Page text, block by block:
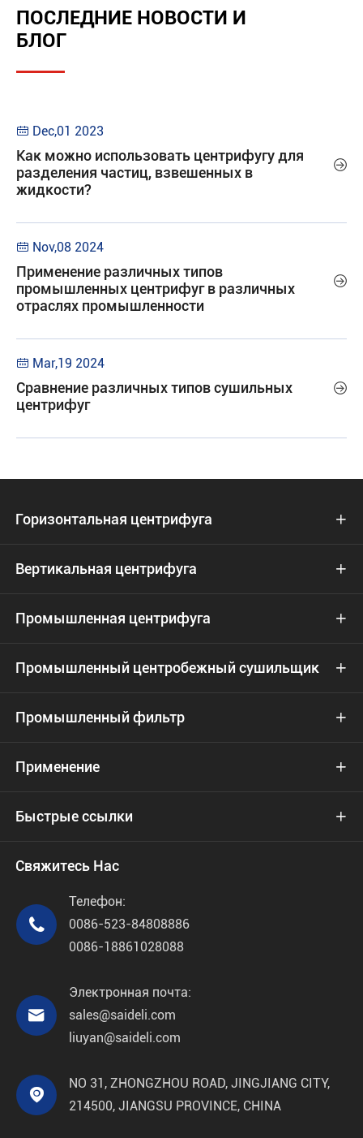
ПОСЛЕДНИЕ НОВОСТИ И
БЛОГ
 Dec,01 2023
Как можно использовать центрифугу для
разделения частиц, взвешенных в
жидкости?

 Nov,08 2024
Применение различных типов
промышленных центрифуг в различных
отраслях промышленности

 Mar,19 2024
Сравнение различных типов сушильных
центрифуг

Горизонтальная центрифуга 
Вертикальная центрифуга 
Промышленная центрифуга 
Промышленный центробежный сушильщик 
Промышленный фильтр 
Применение 
Быстрые ссылки 
Свяжитесь Нас

Телефон:
0086-523-84808886
0086-18861028088

Электронная почта:
sales@saideli.com
liuyan@saideli.com

NO 31, ZHONGZHOU ROAD, JINGJIANG CITY,
214500, JIANGSU PROVINCE, CHINA